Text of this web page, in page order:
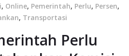
, Online, Pemerintah, Perlu, Persen,
, Transportasi
Perlu